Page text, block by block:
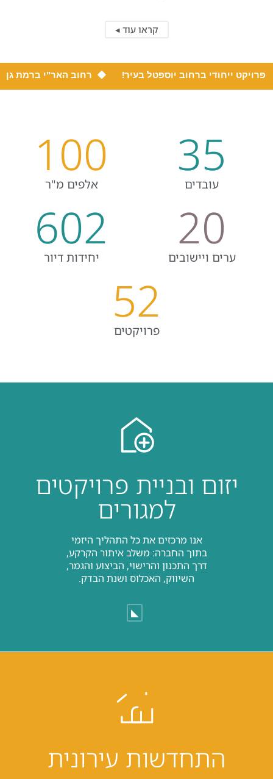
קראו עוד ◂
ברחוב יוספטלבעיר! ◆ רחוב האר"י ברמת גן, תתחדשו
עובדים
35
אלפים מ"ר
100
ערים ויישובים
20
יחידות דיור
602
פרויקטים
52
יזום ובניית פרויקטים
למגורים
אנו מרכזים את כל התהליך היזמי
בתוך החברה: משלב איתור הקרקע,
דרך התכנון והרישוי, הביצוע והגמר,
השיווק, האכלוס ושנת הבדק.
◣
התחדשות עירונית